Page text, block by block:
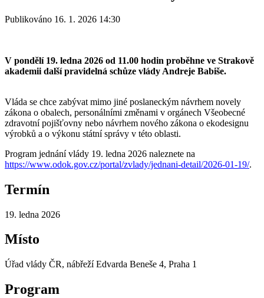
Publikováno 16. 1. 2026 14:30
V pondělí 19. ledna 2026 od 11.00 hodin proběhne ve Strakově
akademii další pravidelná schůze vlády Andreje Babiše.
Vláda se chce zabývat mimo jiné poslaneckým návrhem novely
zákona o obalech, personálními změnami v orgánech Všeobecné
zdravotní pojišťovny nebo návrhem nového zákona o ekodesignu
výrobků a o výkonu státní správy v této oblasti.
Program jednání vlády 19. ledna 2026 naleznete na
https://www.odok.gov.cz/portal/zvlady/jednani-detail/2026-01-19/.
Termín
19. ledna 2026
Místo
Úřad vlády ČR, nábřeží Edvarda Beneše 4, Praha 1
Program